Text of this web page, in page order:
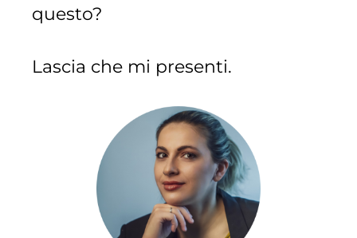
questo?
Lascia che mi presenti.